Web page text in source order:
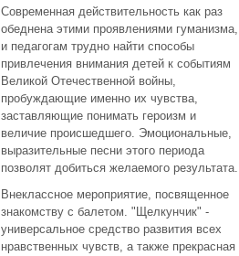
Современная действительность как раз
обеднена этими проявлениями гуманизма,
и педагогам трудно найти способы
привлечения внимания детей к событиям
Великой Отечественной войны,
пробуждающие именно их чувства,
заставляющие понимать героизм и
величие происшедшего. Эмоциональные,
выразительные песни этого периода
позволят добиться желаемого результата.
Внеклассное мероприятие, посвященное
знакомству с балетом. "Щелкунчик" -
универсальное средство развития всех
нравственных чувств, а также прекрасная